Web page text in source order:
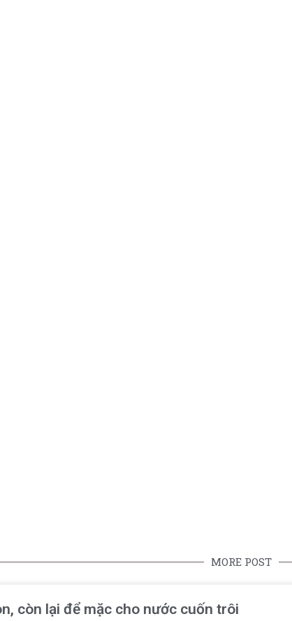
MORE POST
còn lại để mặc cho nước cuốn trôi